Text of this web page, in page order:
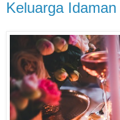
Keluarga Idaman